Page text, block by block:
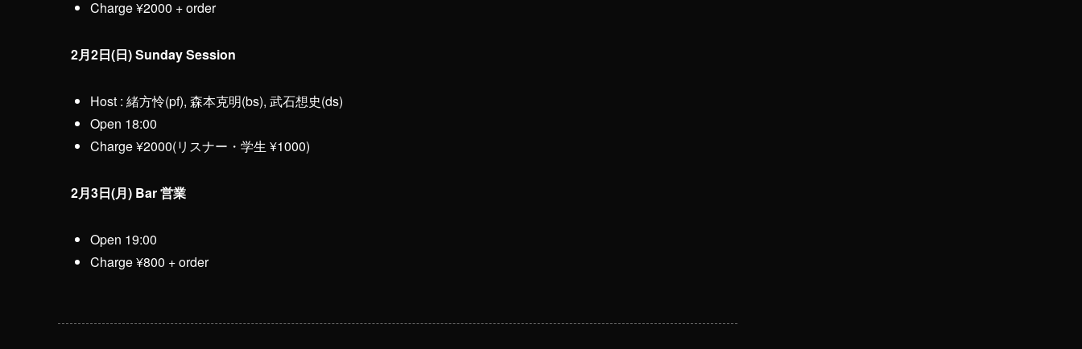
Charge ¥2000 + order
2月2日(日) Sunday Session
Host : 緒方怜(pf), 森本克明(bs), 武石想史(ds)
Open 18:00
Charge ¥2000(リスナー・学生 ¥1000)
2月3日(月) Bar 営業
Open 19:00
Charge ¥800 + order